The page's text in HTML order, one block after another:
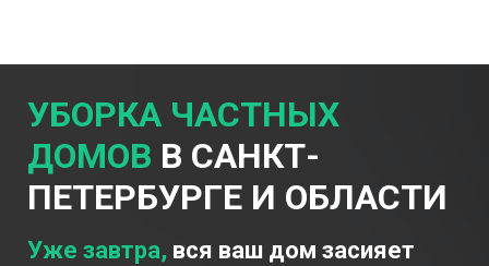
УБОРКА ЧАСТНЫХ
ДОМОВ В САНКТ-
ПЕТЕРБУРГЕ И ОБЛАСТИ
Уже завтра, вся ваш дом засияет